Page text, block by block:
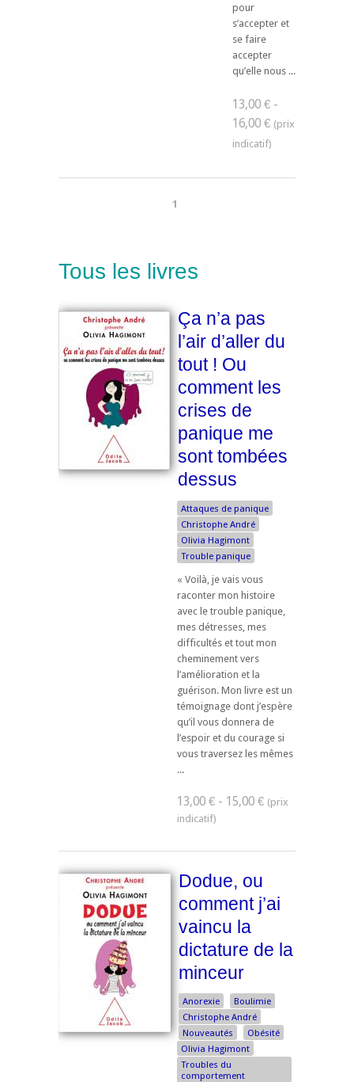
pour
s’accepter et
se faire
accepter
qu’elle nous ...
13,00 € -
16,00 €
1
Tous les livres
Ça n’a pas
l’air d’aller du
tout ! Ou
comment les
crises de
panique me
sont tombées
dessus
Attaques de panique
Christophe André
Olivia Hagimont
Trouble panique
« Voilà, je vais vous
raconter mon histoire
avec le trouble panique,
mes détresses, mes
difficultés et tout mon
cheminement vers
l’amélioration et la
guérison. Mon livre est un
témoignage dont j’espère
qu’il vous donnera de
l’espoir et du courage si
vous traversez les mêmes
...
13,00 € - 15,00 €
Dodue, ou
comment j’ai
vaincu la
dictature de la
minceur
Anorexie
Boulimie
Christophe André
Nouveautés
Obésité
Olivia Hagimont
Troubles du
comportement